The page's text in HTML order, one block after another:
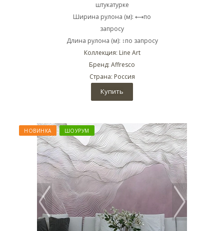
штукатурке
Ширина рулона (м): ⟷по
запросу
Длина рулона (м): ↕по запросу
Коллекция: Line Art
Бренд: Affresco
Страна: Россия
Купить
НОВИНКА ШОУРУМ